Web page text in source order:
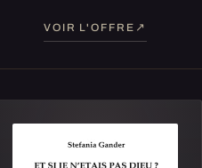
VOIR L'OFFRE